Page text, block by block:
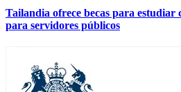
Tailandia ofrece becas para estudiar
para servidores públicos